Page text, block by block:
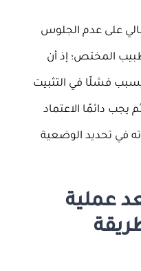
على عدم الجلوس
المختص؛ إذ أن
فشلًا في التثبيت
دائمًا الاعتماد
في تحديد الوضعية
عملية